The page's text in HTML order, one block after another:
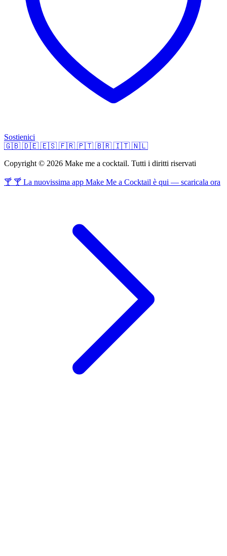
Sostienici
🇬🇧 🇩🇪 🇪🇸 🇫🇷 🇵🇹 🇧🇷 🇮🇹 🇳🇱
Copyright © 2026 Make me a cocktail. Tutti i diritti riservati
🍸 🍸 La nuovissima app Make Me a Cocktail è qui — scaricala ora